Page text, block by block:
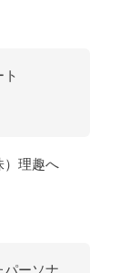
）理趣へ
パーソナ